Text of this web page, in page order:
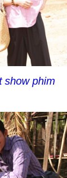
show phim